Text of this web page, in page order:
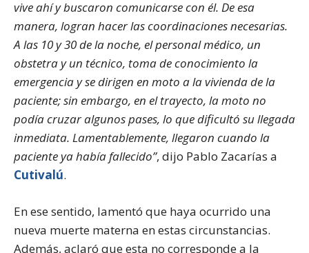
vive ahí y buscaron comunicarse con él. De esa
manera, logran hacer las coordinaciones necesarias.
A las 10 y 30 de la noche, el personal médico, un
obstetra y un técnico, toma de conocimiento la
emergencia y se dirigen en moto a la vivienda de la
paciente; sin embargo, en el trayecto, la moto no
podía cruzar algunos pases, lo que dificultó su llegada
inmediata. Lamentablemente, llegaron cuando la
paciente ya había fallecido”, dijo Pablo Zacarías a
Cutivalú.
En ese sentido, lamentó que haya ocurrido una
nueva muerte materna en estas circunstancias.
Además, aclaró que esta no corresponde a la